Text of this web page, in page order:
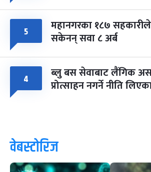
५ महानगरका १८७ सहकारीले
सकेनन् सवा ८ अर्ब
४ ब्लु बस सेवाबाट लैंगिक
प्रोत्साहन नगर्ने नीति
वेबस्टोरिज